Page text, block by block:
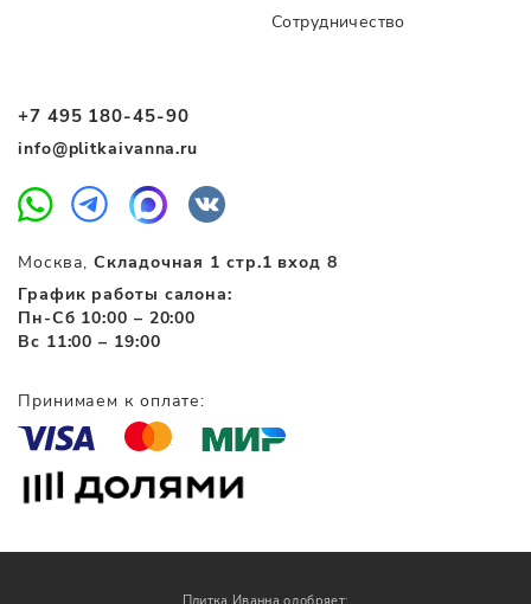
+7 495 180-45-90
info@plitkaivanna.ru
Москва,Складочная 1 стр.1 вход 8
График работы салона:
Пн-Сб 10:00 – 20:00
Вс 11:00 – 19:00
Сотрудничество
Принимаем к оплате: